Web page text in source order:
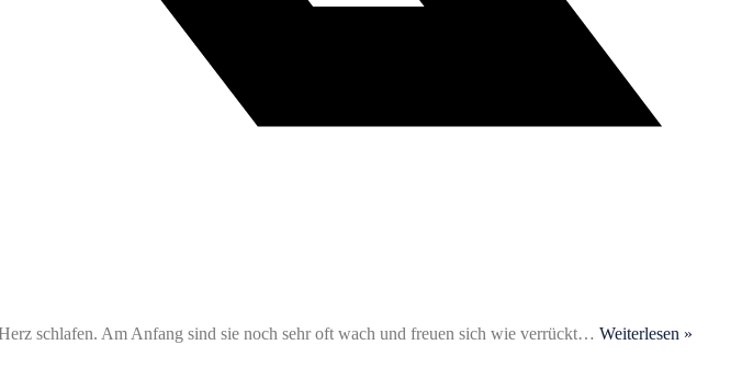
schlafen. Am Anfang sind sie noch sehr oft wach und freuen sich wie verrückt… Weiterlesen »